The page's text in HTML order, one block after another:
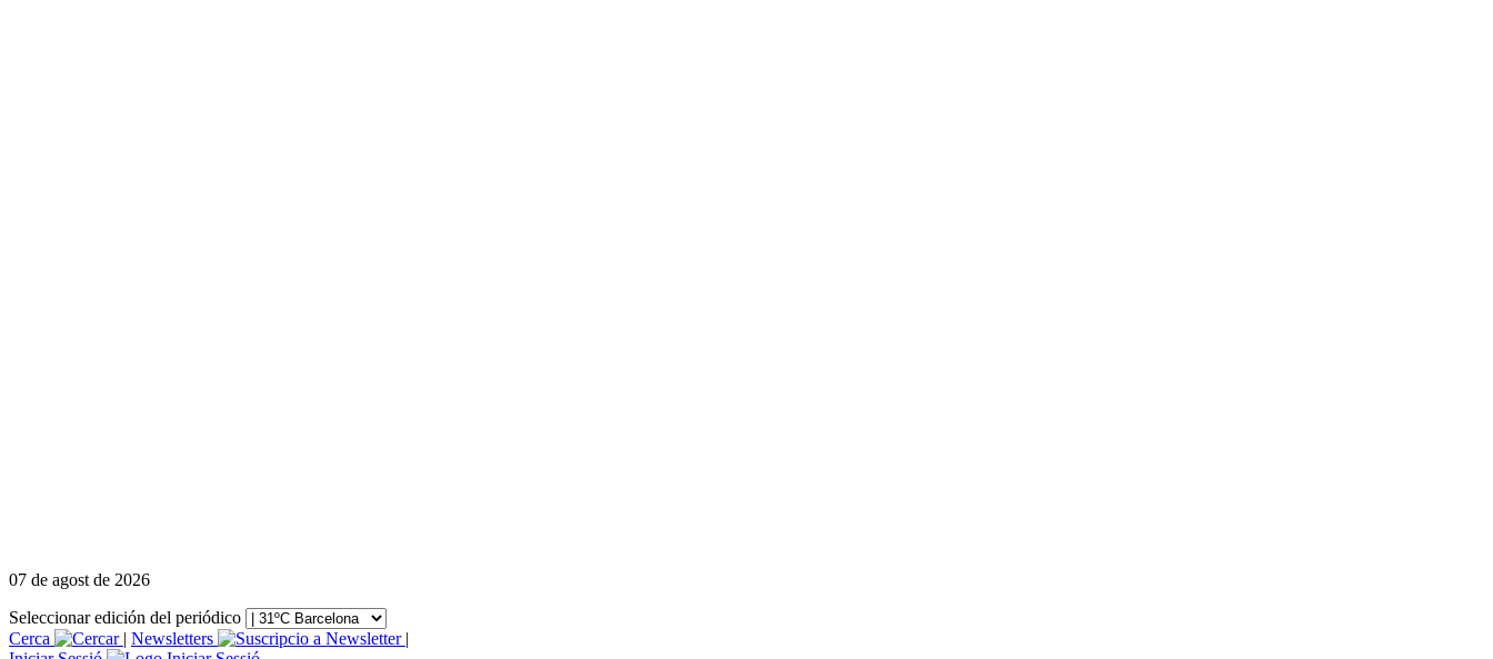
07 de agost de 2026
Seleccionar edición del periódico
Cerca
| Newsletters
|